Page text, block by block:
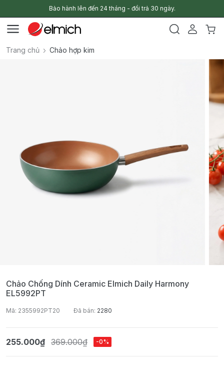
Bảo hành lên đến 24 tháng - đổi trả 30 ngày.
Trang chủ Chảo hợp kim
Chảo Chống Dính Ceramic Elmich Daily Harmony
EL5992PT
Mã: 2355992PT20 Đã bán: 2280
255.000₫ 369.000₫ -0%